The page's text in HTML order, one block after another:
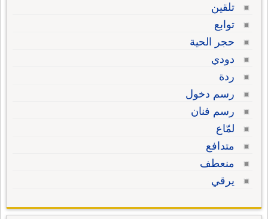
تلقين
توابع
حجر الحية
دودي
ردة
رسم دخول
رسم فنان
لمّاع
متدافع
منعطف
يرقي